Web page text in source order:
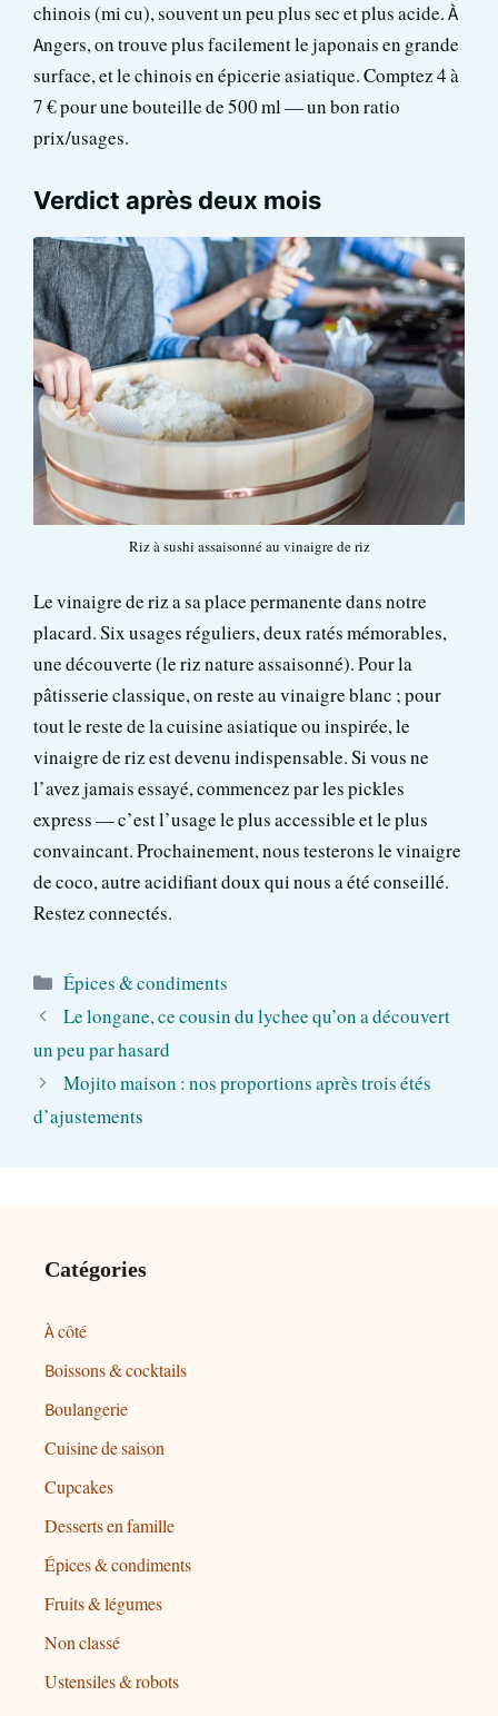
chinois (mi cu), souvent un peu plus sec et plus acide. À
Angers, on trouve plus facilement le japonais en grande
surface, et le chinois en épicerie asiatique. Comptez 4 à
7 € pour une bouteille de 500 ml — un bon ratio
prix/usages.
Verdict après deux mois
Riz à sushi assaisonné au vinaigre de riz
Le vinaigre de riz a sa place permanente dans notre
placard. Six usages réguliers, deux ratés mémorables,
une découverte (le riz nature assaisonné). Pour la
pâtisserie classique, on reste au vinaigre blanc ; pour
tout le reste de la cuisine asiatique ou inspirée, le
vinaigre de riz est devenu indispensable. Si vous ne
l’avez jamais essayé, commencez par les pickles
express — c’est l’usage le plus accessible et le plus
convaincant. Prochainement, nous testerons le vinaigre
de coco, autre acidifiant doux qui nous a été conseillé.
Restez connectés.
Catégories
Épices & condiments
Le longane, ce cousin du lychee qu’on a découvert
un peu par hasard
Mojito maison : nos proportions après trois étés
d’ajustements
Catégories
À côté
Boissons & cocktails
Boulangerie
Cuisine de saison
Cupcakes
Desserts en famille
Épices & condiments
Fruits & légumes
Non classé
Ustensiles & robots